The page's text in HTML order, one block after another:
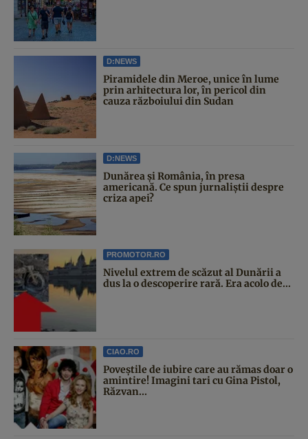
D:NEWS
Piramidele din Meroe, unice în lume
prin arhitectura lor, în pericol din
cauza războiului din Sudan
D:NEWS
Dunărea și România, în presa
americană. Ce spun jurnaliștii despre
criza apei?
PROMOTOR.RO
Nivelul extrem de scăzut al Dunării a
dus la o descoperire rară. Era acolo de...
CIAO.RO
Poveştile de iubire care au rămas doar o
amintire! Imagini tari cu Gina Pistol,
Răzvan...